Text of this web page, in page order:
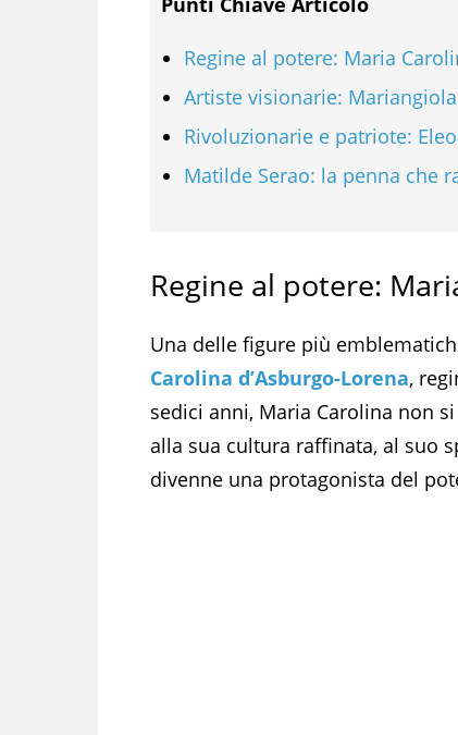
Regine al potere: Maria
Artiste visionarie:
Rivoluzionarie e patriote:
Matilde Serao: la penna che
Regine al potere:
Una delle figure più
Carolina d’Asburgo-Lorena,
sedici anni, Maria Carolina non
alla sua cultura raffinata, al suo
divenne una protagonista del